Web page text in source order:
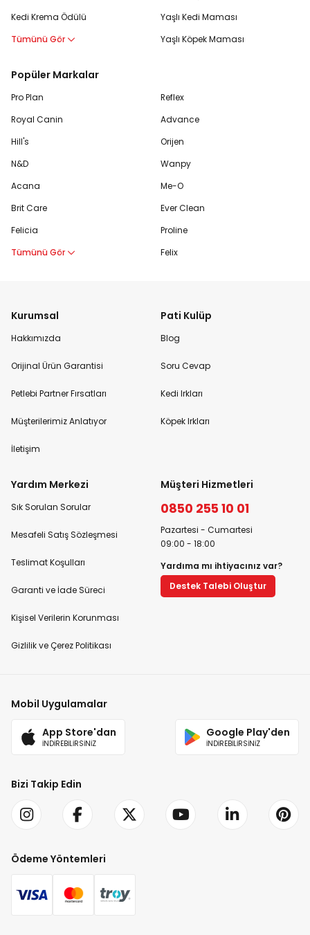
Kedi Krema Ödülü
Tümünü Gör
Yaşlı Kedi Maması
Yaşlı Köpek Maması
Popüler Markalar
Pro Plan
Royal Canin
Hill's
N&D
Acana
Brit Care
Felicia
Tümünü Gör
Reflex
Advance
Orijen
Wanpy
Me-O
Ever Clean
Proline
Felix
Kurumsal
Hakkımızda
Orijinal Ürün Garantisi
Petlebi Partner Fırsatları
Müşterilerimiz Anlatıyor
İletişim
Pati Kulüp
Blog
Soru Cevap
Kedi Irkları
Köpek Irkları
Yardım Merkezi
Sık Sorulan Sorular
Mesafeli Satış Sözleşmesi
Teslimat Koşulları
Garanti ve İade Süreci
Kişisel Verilerin Korunması
Gizlilik ve Çerez Politikası
Müşteri Hizmetleri
0850 255 10 01
Pazartesi - Cumartesi
09:00 - 18:00
Yardıma mı ihtiyacınız var?
Destek Talebi Oluştur
Mobil Uygulamalar
App Store'dan
İNDİREBİLİRSİNİZ
Google Play'den
İNDİREBİLİRSİNİZ
Bizi Takip Edin
Ödeme Yöntemleri